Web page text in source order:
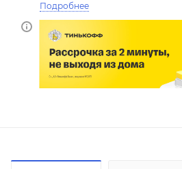
Подробнее